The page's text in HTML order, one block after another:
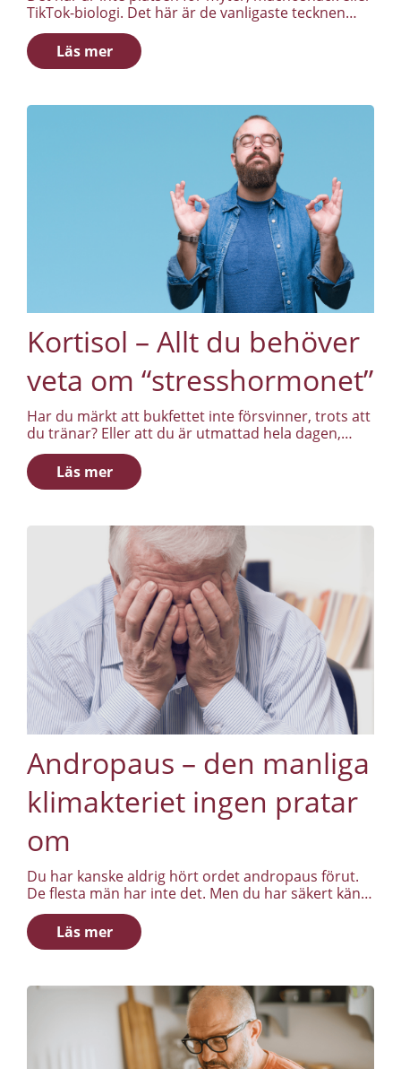
TikTok-biologi. Det här är de vanligaste tecknen
män faktiskt upplever när testosteronnivåerna är
låga. Lågt testosteron handlar sällan om ett enda
dramatiskt symtom, utan om många små
utan omsvep.
Läs mer
Kortisol – Allt du behöver
veta om “stresshormonet”
Har du märkt att bukfettet inte försvinner, trots att
du tränar? Eller att du är utmattad hela dagen,
men ändå ligger vaken när huvudet träffar kudden?
Problemet är kanske inte träningen eller kosten.
Det kan vara kortisol.
Läs mer
Andropaus – den manliga
klimakteriet ingen pratar
om
Du har kanske aldrig hört ordet andropaus förut.
De flesta män har inte det. Men du har säkert känt
av symptomen – utan att riktigt förstå var de kom
ifrån.Läs mer